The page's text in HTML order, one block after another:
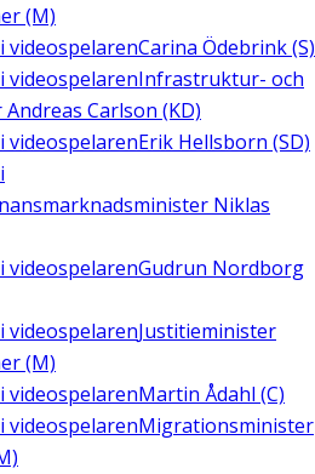
(M)
i videospelarenCarina Ödebrink (S)
i videospelarenInfrastruktur- och
Carlson (KD)
i videospelarenErik Hellsborn (SD)
i
Niklas
i videospelarenGudrun Nordborg
i videospelarenJustitieminister
(M)
i videospelarenMartin Ådahl (C)
i videospelarenMigrationsminister